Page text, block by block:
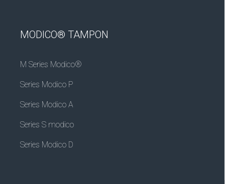
MODICO® TAMPON
M Series Modico®
Series Modico P
Series Modico A
Series S modico
Series Modico D